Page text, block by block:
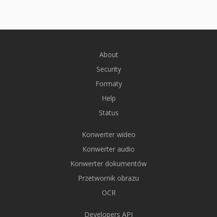
About
Security
Formaty
Help
Status
Konwerter wideo
Konwerter audio
Konwerter dokumentów
Przetwornik obrazu
OCR
Developers API